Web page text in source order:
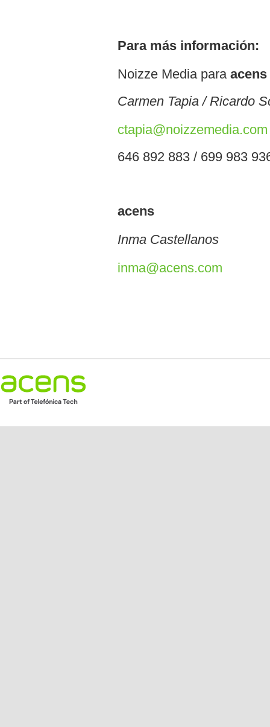
Para más información:
Noizze Media para acens
Carmen Tapia / Ricardo
ctapia@noizzemedia.com
646 892 883 / 699 983
acens
Inma Castellanos
inma@acens.com